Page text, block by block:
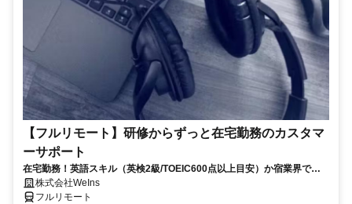
【フルリモート】研修からずっと在宅勤務のカスタマ
ーサポート
在宅勤務！英語スキル（英検2級/TOEIC600点以上目安）か宿業界での
就労経験のいずれか必須★週4〜OK◎
株式会社WeIns
フルリモート